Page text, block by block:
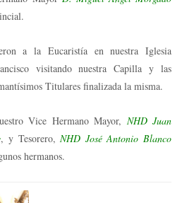
a la Eucaristía en nuestra Iglesia
visitando nuestra Capilla y las
Titulares finalizada la misma.
Vice Hermano Mayor, NHD Juan
, y Tesorero,NHD José Antonio Blanco
hermanos.